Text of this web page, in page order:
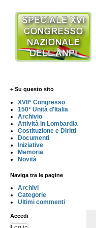
+ Su questo sito
XVII° Congresso
150° Unità d'Italia
Archivio
Attività in Lombardia
Costituzione e Diritti
Documenti
Iniziative
Memoria
Novità
Naviga tra le pagine
Archivi
Categorie
Ultimi commenti
Accedi